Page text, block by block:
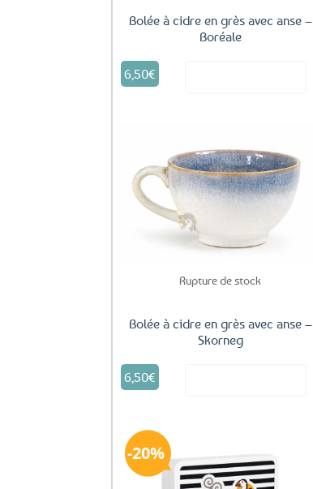
Bolée à cidre en grès avec anse –
Boréale
6,50€
Ajouter
aux
Rupture de stock
Bolée à cidre en grès avec anse –
Skorneg
6,50€
20%